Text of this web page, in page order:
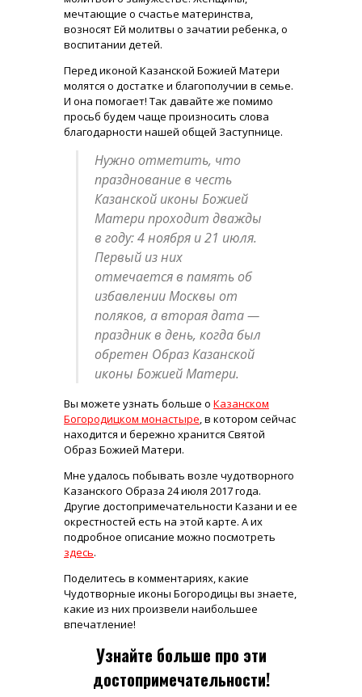
мечтающие о счастье материнства,
возносят Ей молитвы о зачатии ребенка, о
воспитании детей.
Перед иконой Казанской Божией Матери
молятся о достатке и благополучии в семье.
И она помогает! Так давайте же помимо
просьб будем чаще произносить слова
благодарности нашей общей Заступнице.
Нужно отметить, что
празднование в честь
Казанской иконы Божией
Матери проходит дважды
в году: 4 ноября и 21 июля.
Первый из них
отмечается в память об
избавлении Москвы от
поляков, а вторая дата —
праздник в день, когда был
обретен Образ Казанской
иконы Божией Матери.
Вы можете узнать больше о Казанском
Богородицком монастыре, в котором сейчас
находится и бережно хранится Святой
Образ Божией Матери.
Мне удалось побывать возле чудотворного
Казанского Образа 24 июля 2017 года.
Другие достопримечательности Казани и ее
окрестностей есть на этой карте. А их
подробное описание можно посмотреть
здесь.
Поделитесь в комментариях, какие
Чудотворные иконы Богородицы вы знаете,
какие из них произвели наибольшее
впечатление!
Узнайте больше про эти
достопримечательности!